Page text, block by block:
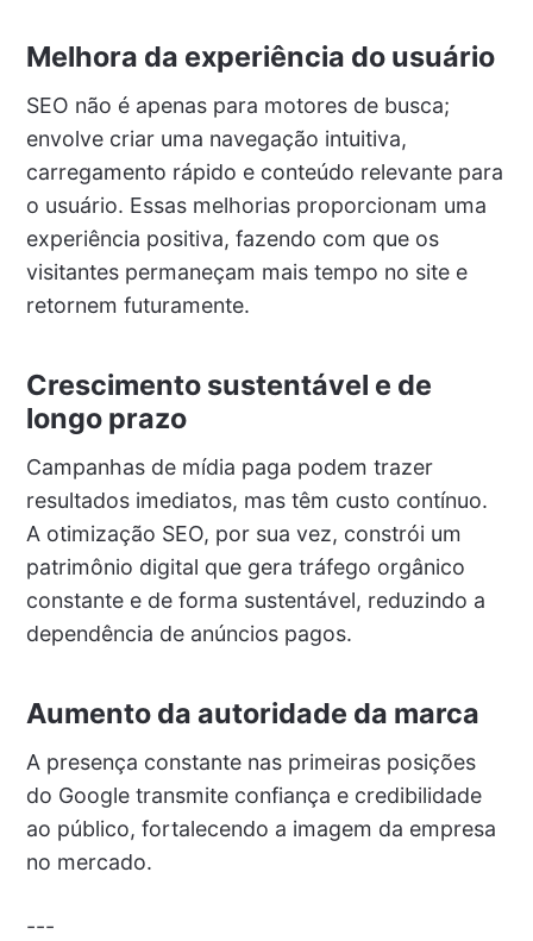
Melhora da experiência do usuário
SEO não é apenas para motores de busca;
envolve criar uma navegação intuitiva,
carregamento rápido e conteúdo relevante para
o usuário. Essas melhorias proporcionam uma
experiência positiva, fazendo com que os
visitantes permaneçam mais tempo no site e
retornem futuramente.
Crescimento sustentável e de
longo prazo
Campanhas de mídia paga podem trazer
resultados imediatos, mas têm custo contínuo.
A otimização SEO, por sua vez, constrói um
patrimônio digital que gera tráfego orgânico
constante e de forma sustentável, reduzindo a
dependência de anúncios pagos.
Aumento da autoridade da marca
A presença constante nas primeiras posições
do Google transmite confiança e credibilidade
ao público, fortalecendo a imagem da empresa
no mercado.
---